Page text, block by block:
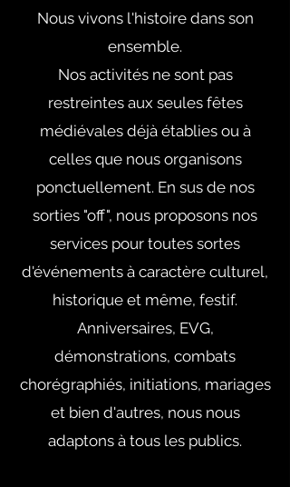
Nous vivons l'histoire dans son
ensemble.
Nos activités ne sont pas
restreintes aux seules fêtes
médiévales déjà établies ou à
celles que nous organisons
ponctuellement. En sus de nos
sorties "off", nous proposons nos
services pour toutes sortes
d'événements à caractère culturel,
historique et même, festif.
Anniversaires, EVG,
démonstrations, combats
chorégraphiés, initiations, mariages
et bien d'autres, nous nous
adaptons à tous les publics.